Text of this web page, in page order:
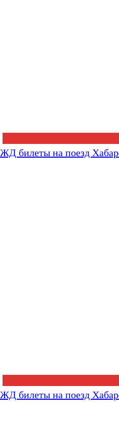
ЖД билеты на поезд
ЖД билеты на поезд